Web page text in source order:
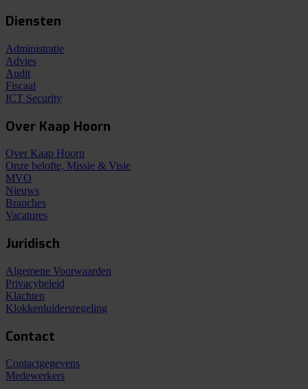
Diensten
Administratie
Advies
Audit
Fiscaal
ICT Security
Over Kaap Hoorn
Over Kaap Hoorn
Onze belofte, Missie & Visie
MVO
Nieuws
Branches
Vacatures
Juridisch
Algemene Voorwaarden
Privacybeleid
Klachten
Klokkenluidersregeling
Contact
Contactgegevens
Medewerkers